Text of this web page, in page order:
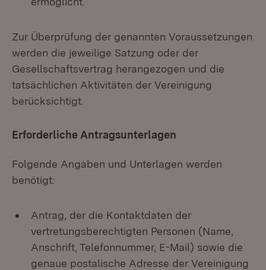
Zur Überprüfung der genannten Voraussetzungen
werden die jeweilige Satzung oder der
Gesellschaftsvertrag herangezogen und die
tatsächlichen Aktivitäten der Vereinigung
berücksichtigt.
Erforderliche Antragsunterlagen
Folgende Angaben und Unterlagen werden
benötigt:
Antrag, der die Kontaktdaten der
vertretungsberechtigten Personen (Name,
Anschrift, Telefonnummer, E-Mail) sowie die
genaue postalische Adresse der Vereinigung